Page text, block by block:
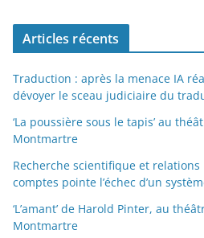
Articles récents
Traduction : après la menace IA
dévoyer le sceau judiciaire du
‘La poussière sous le tapis’ au
Montmartre
Recherche scientifique et
comptes pointe l’échec d’un
‘L’amant’ de Harold Pinter, au
Montmartre